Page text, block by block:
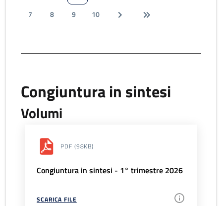
7
8 9 10
Congiuntura in sintesi
Volumi
PDF (98KB)
Congiuntura in sintesi - 1° trimestre 2026
SCARICA FILE